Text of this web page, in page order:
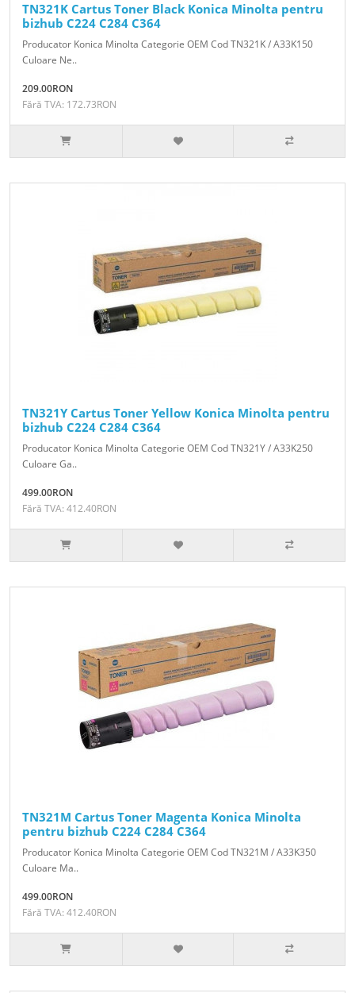
TN321K Cartus Toner Black Konica Minolta pentru
bizhub C224 C284 C364
Producator Konica Minolta Categorie OEM Cod TN321K / A33K150
Culoare Ne..
209.00RON
Fără TVA: 172.73RON
TN321Y Cartus Toner Yellow Konica Minolta pentru
bizhub C224 C284 C364
Producator Konica Minolta Categorie OEM Cod TN321Y / A33K250
Culoare Ga..
499.00RON
Fără TVA: 412.40RON
TN321M Cartus Toner Magenta Konica Minolta
pentru bizhub C224 C284 C364
Producator Konica Minolta Categorie OEM Cod TN321M / A33K350
Culoare Ma..
499.00RON
Fără TVA: 412.40RON